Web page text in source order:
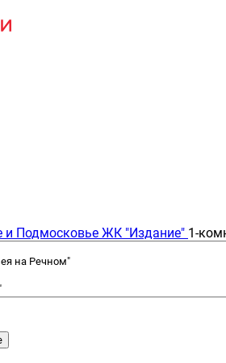
и Подмосковье ЖК "Издание" 1-